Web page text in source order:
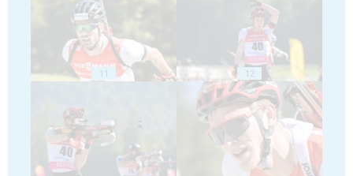
11 12